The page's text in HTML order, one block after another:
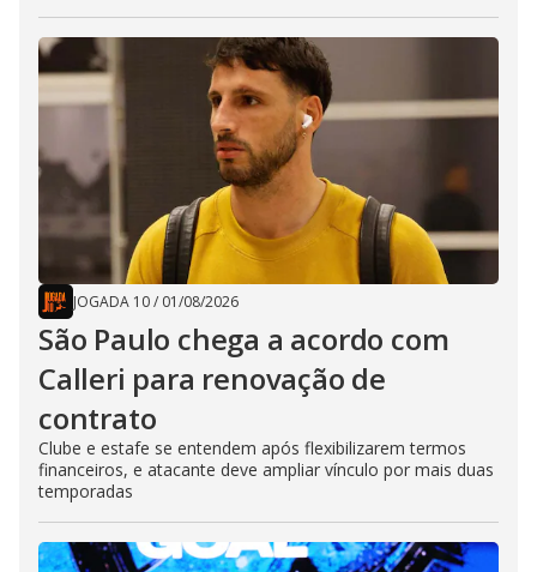
JOGADA 10/ 01/08/2026
São Paulo chega a acordo com
Calleri para renovação de
contrato
Clube e estafe se entendem após flexibilizarem termos
financeiros, e atacante deve ampliar vínculo por mais duas
temporadas